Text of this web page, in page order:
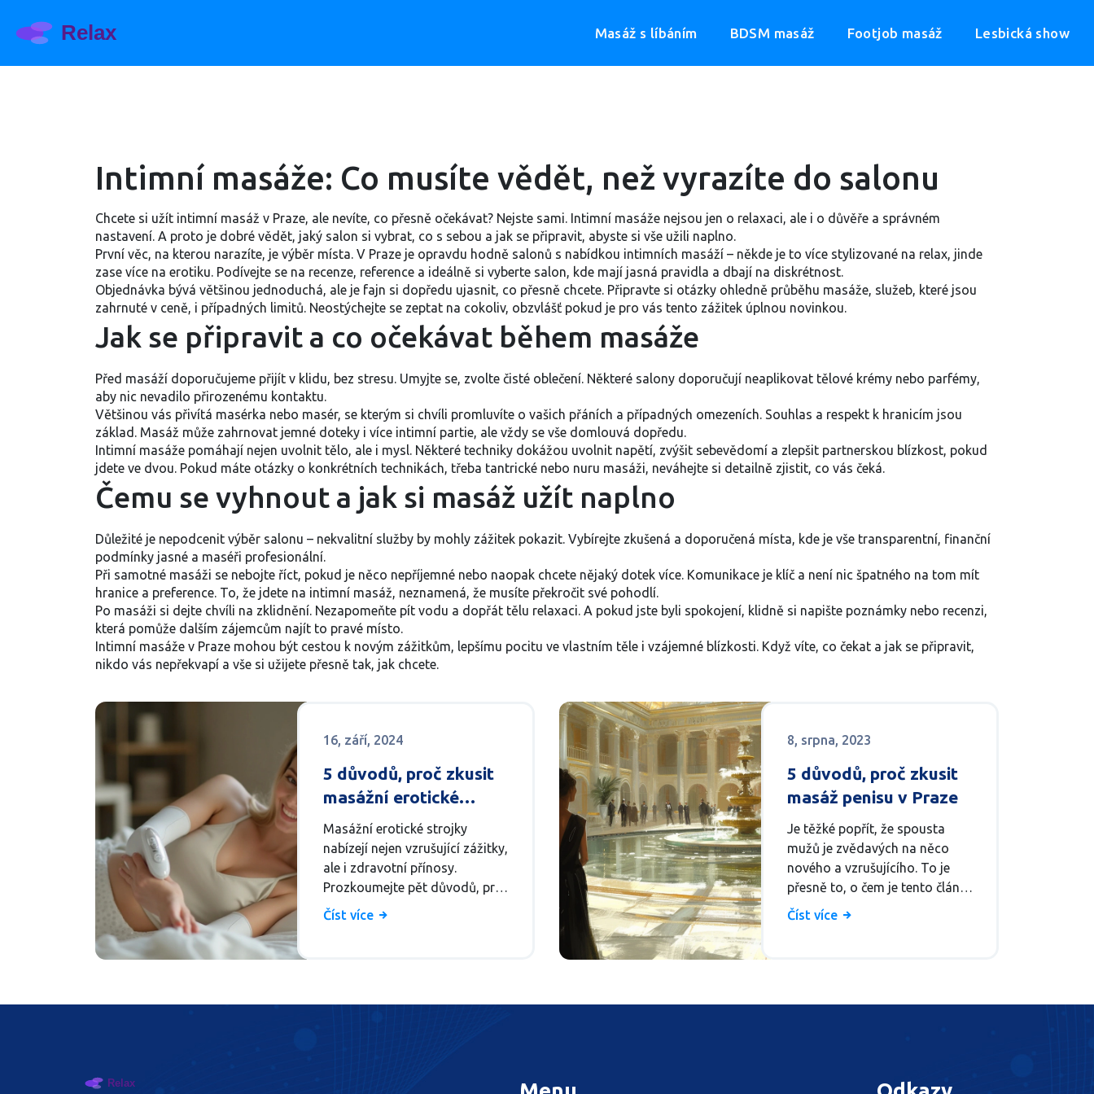
Masáž s líbáním BDSM masáž Footjob masáž Lesbická show
Intimní masáže: Co musíte vědět, než vyrazíte do salonu
Chcete si užít intimní masáž v Praze, ale nevíte, co přesně očekávat? Nejste sami. Intimní masáže nejsou jen o relaxaci, ale i o důvěře a správném
nastavení. A proto je dobré vědět, jaký salon si vybrat, co s sebou a jak se připravit, abyste si vše užili naplno.
První věc, na kterou narazíte, je výběr místa. V Praze je opravdu hodně salonů s nabídkou intimních masáží – někde je to více stylizované na relax, jinde
zase více na erotiku. Podívejte se na recenze, reference a ideálně si vyberte salon, kde mají jasná pravidla a dbají na diskrétnost.
Objednávka bývá většinou jednoduchá, ale je fajn si dopředu ujasnit, co přesně chcete. Připravte si otázky ohledně průběhu masáže, služeb, které jsou
zahrnuté v ceně, i případných limitů. Neostýchejte se zeptat na cokoliv, obzvlášť pokud je pro vás tento zážitek úplnou novinkou.
Jak se připravit a co očekávat během masáže
Před masáží doporučujeme přijít v klidu, bez stresu. Umyjte se, zvolte čisté oblečení. Některé salony doporučují neaplikovat tělové krémy nebo parfémy,
aby nic nevadilo přirozenému kontaktu.
Většinou vás přivítá masérka nebo masér, se kterým si chvíli promluvíte o vašich přáních a případných omezeních. Souhlas a respekt k hranicím jsou
základ. Masáž může zahrnovat jemné doteky i více intimní partie, ale vždy se vše domlouvá dopředu.
Intimní masáže pomáhají nejen uvolnit tělo, ale i mysl. Některé techniky dokážou uvolnit napětí, zvýšit sebevědomí a zlepšit partnerskou blízkost, pokud
jdete ve dvou. Pokud máte otázky o konkrétních technikách, třeba tantrické nebo nuru masáži, neváhejte si detailně zjistit, co vás čeká.
Čemu se vyhnout a jak si masáž užít naplno
Důležité je nepodcenit výběr salonu – nekvalitní služby by mohly zážitek pokazit. Vybírejte zkušená a doporučená místa, kde je vše transparentní, finanční
podmínky jasné a maséři profesionální.
Při samotné masáži se nebojte říct, pokud je něco nepříjemné nebo naopak chcete nějaký dotek více. Komunikace je klíč a není nic špatného na tom mít
hranice a preference. To, že jdete na intimní masáž, neznamená, že musíte překročit své pohodlí.
Po masáži si dejte chvíli na zklidnění. Nezapomeňte pít vodu a dopřát tělu relaxaci. A pokud jste byli spokojení, klidně si napište poznámky nebo recenzi,
která pomůže dalším zájemcům najít to pravé místo.
Intimní masáže v Praze mohou být cestou k novým zážitkům, lepšímu pocitu ve vlastním těle i vzájemné blízkosti. Když víte, co čekat a jak se připravit,
nikdo vás nepřekvapí a vše si užijete přesně tak, jak chcete.
16, září, 2024
5 důvodů, proč zkusit
masážní erotické
strojky
Masážní erotické strojky
nabízejí nejen vzrušující zážitky,
ale i zdravotní přínosy.
Prozkoumejte pět důvodů, proč
byste je měli vyzkoušet a jak
používání těchto produktů.
Číst více
8, srpna, 2023
5 důvodů, proč zkusit
masáž penisu v Praze
Je těžké popřít, že spousta
mužů je zvědavých na něco
nového a vzrušujícího. To je
přesně to, o čem je tento článek
- představuje 5 hlavních
pomůže ukázat, že tato forma
namasírovat pod rukama
Číst více